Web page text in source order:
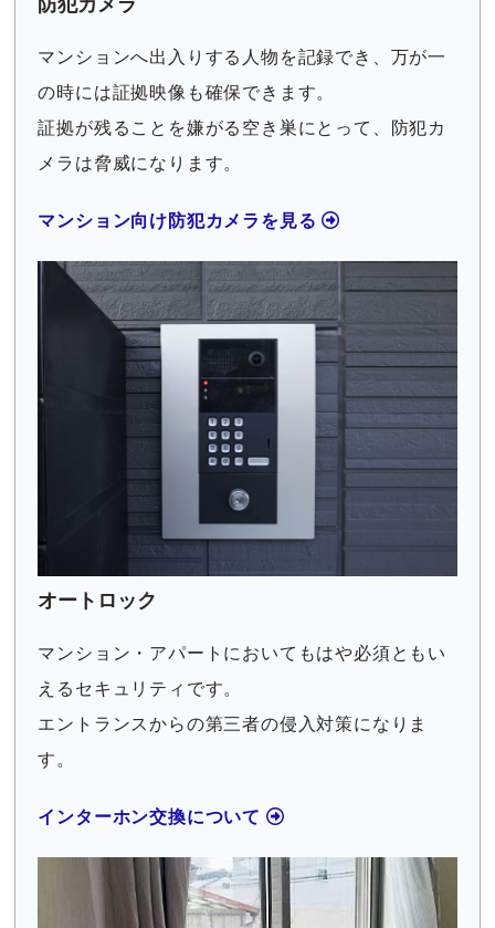
防犯カメラ
マンションへ出入りする人物を記録でき、万が一
の時には証拠映像も確保できます。
証拠が残ることを嫌がる空き巣にとって、防犯カ
メラは脅威になります。
マンション向け防犯カメラを見る
オートロック
マンション・アパートにおいてもはや必須ともい
えるセキュリティです。
エントランスからの第三者の侵入対策になりま
す。
インターホン交換について